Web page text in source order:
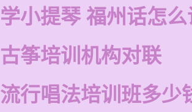
学小提琴 福州话怎
古筝培训机构对联
流行唱法培训班多少